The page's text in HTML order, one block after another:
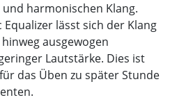
harmonischen Klang.
lässt sich der Klang
ausgewogen
Lautstärke. Dies ist
das Üben zu später Stunde